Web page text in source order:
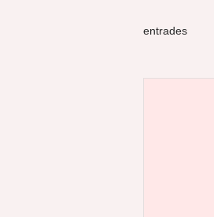
entrades